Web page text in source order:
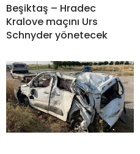
Beşiktaş – Hradec
Kralove maçını Urs
Schnyder yönetecek